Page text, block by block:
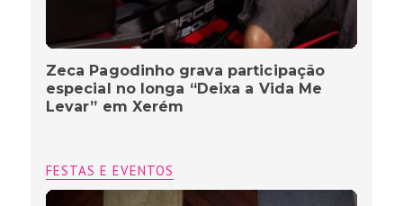
Zeca Pagodinho grava participação
especial no longa “Deixa a Vida Me
Levar” em Xerém
FESTAS E EVENTOS